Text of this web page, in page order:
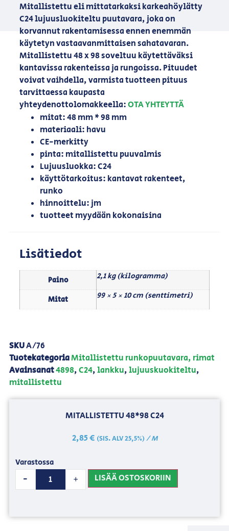
Mitallistettu eli mittatarkaksi karkeahöylätty
C24 lujuusluokiteltu puutavara, joka on
korvannut rakentamisessa ennen enemmän
käytetyn vastaavanmittaisen sahatavaran.
Mitallistettu 48 x 98 soveltuu käytettäväksi
kantavissa rakenteissa ja rungoissa. Pituudet
voivat vaihdella, varmista tuotteen pituus
tarvittaessa kaupasta
yhteydenottolomakkeella:OTA YHTEYTTÄ
mitat: 48 mm * 98 mm
materiaali: havu
CE-merkitty
pinta: mitallistettu puuvalmis
Lujuusluokka: C24
käyttötarkoitus: kantavat rakenteet,
runko
hinnoittelu: jm
tuotteet myydään kokonaisina
Lisätiedot
Paino 2,1 kg (kilogramma)
Mitat 99 × 5 × 10 cm (senttimetri)
SKUA/76
TuotekategoriaMitallistettu runkopuutavara, rimat
Avainsanat4898,C24,lankku,lujuuskuokiteltu,
mitallistettu
MITALLISTETTU 48*98 C24
2,85€ (SIS. ALV 25,5%)/ M
Varastossa
- + LISÄÄ OSTOSKORIIN